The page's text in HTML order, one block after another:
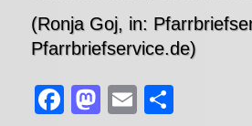
(Ronja Goj, in:
Pfarrbriefservice.de)
Facebook
Mastodon
Email